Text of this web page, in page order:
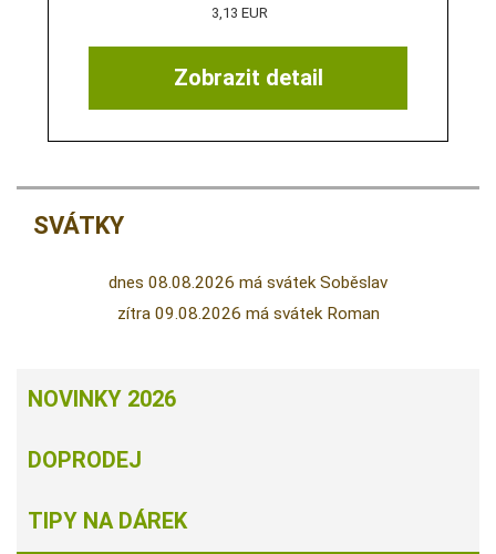
Zobrazit detail
3,13 EUR
SVÁTKY
dnes 08.08.2026 má svátek Soběslav
zítra 09.08.2026 má svátek Roman
NOVINKY 2026
DOPRODEJ
TIPY NA DÁREK